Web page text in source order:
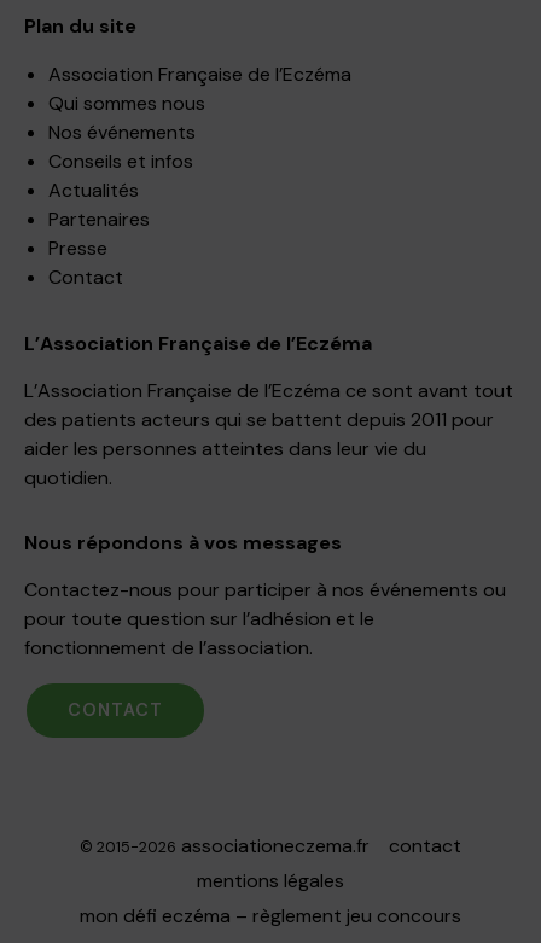
Plan du site
Association Française de l’Eczéma
Qui sommes nous
Nos événements
Conseils et infos
Actualités
Partenaires
Presse
Contact
L’Association Française de l’Eczéma
L’Association Française de l’Eczéma ce sont avant tout
des patients acteurs qui se battent depuis 2011 pour
aider les personnes atteintes dans leur vie du
quotidien.
Nous répondons à vos messages
Contactez-nous pour participer à nos événements ou
pour toute question sur l’adhésion et le
fonctionnement de l’association.
CONTACT
© 2015-2026 associationeczema.fr
contact
mentions légales
mon défi eczéma – règlement jeu concours